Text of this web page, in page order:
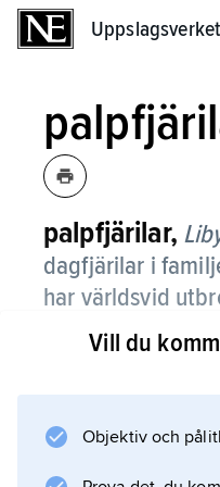
Uppslagsverket
palpfjärilar,
dagfjärilar i
har världsvid
12 arter.
), har ett vingspann
Vill du
Objektiv och